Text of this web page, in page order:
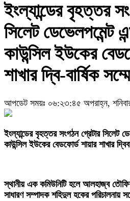
‎ইংল্যান্ডের বৃহত্তর
সিলেট ডেভেলপমেন্ট
কাউন্সিল ইউকের
শাখার দ্বি-বার্ষিক
আপডেট সময়ঃ ০৬:২৩:৪৫ অপরাহ্ন,
‎ইংল্যান্ডের বৃহত্তর সংগঠন গ্রেটার সিলেট
কাউন্সিল ইউকের বেডফোর্ড শায়ার শাখার
‎স্থানীয় এক কমিউনিটি হলে আলহাজ্ব
সাধারণ সম্পাদক শহিদুল হকের পরিচালনায়